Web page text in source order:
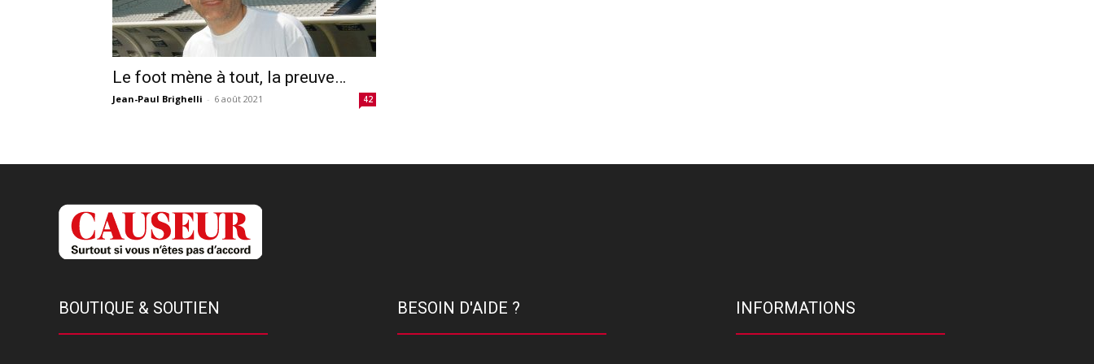
Le foot mène à tout, la preuve…
Jean-Paul Brighelli - 6 août 2021 42
BOUTIQUE & SOUTIEN BESOIN D'AIDE ? INFORMATIONS